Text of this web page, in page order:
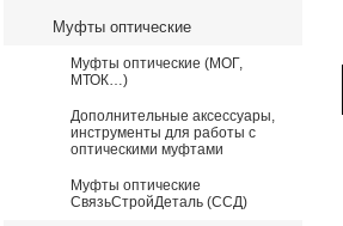
Муфты оптические
Муфты оптические (МОГ,
МТОК…)
Дополнительные аксессуары,
инструменты для работы с
оптическими муфтами
Муфты оптические
СвязьСтройДеталь (ССД)